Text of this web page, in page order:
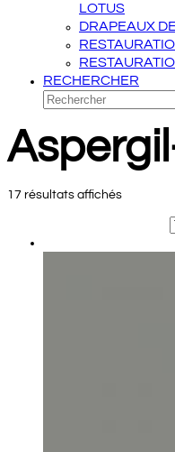
LOTUS
DRAPEAUX
RECHERCHER
Rechercher
17 résultats affichés